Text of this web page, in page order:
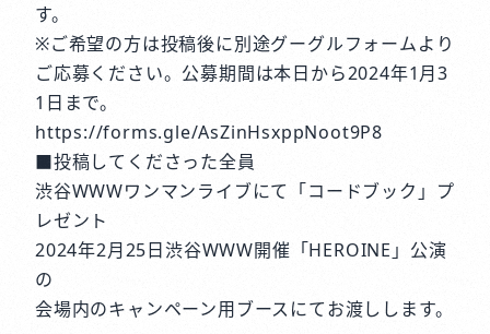
す。
※ご希望の方は投稿後に別途グーグルフォームより
ご応募ください。公募期間は本日から2024年1月3
1日まで。
https://forms.gle/AsZinHsxppNoot9P8
■投稿してくださった全員
渋谷WWWワンマンライブにて「コードブック」プ
レゼント
2024年2月25日渋谷WWW開催「HEROINE」公演
の
会場内のキャンペーン用ブースにてお渡しします。